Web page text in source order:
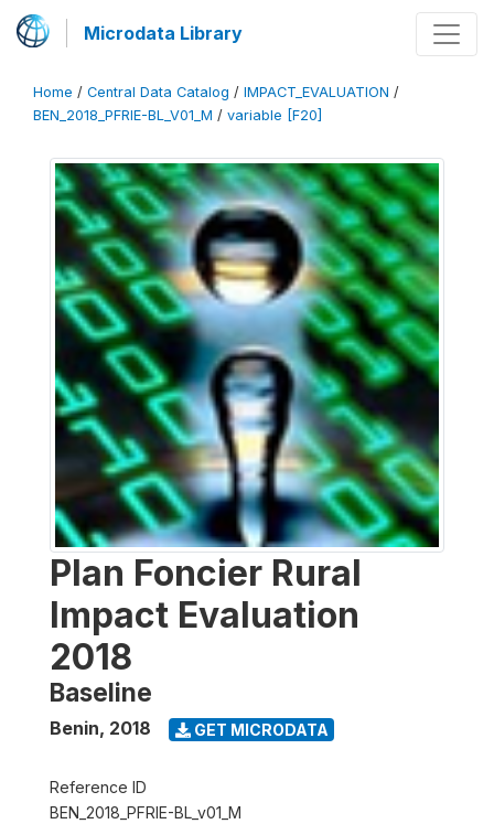
Microdata Library
Home / Central Data Catalog / IMPACT_EVALUATION /
BEN_2018_PFRIE-BL_V01_M / variable [F20]
Plan Foncier Rural
Impact Evaluation
2018
Baseline
Benin, 2018 GET MICRODATA
Reference ID
BEN_2018_PFRIE-BL_v01_M